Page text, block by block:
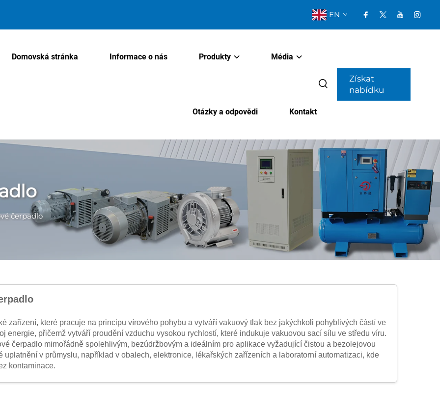
EN
Domovská stránka Informace o nás Produkty Média
Otázky a odpovědi Kontakt
Získat
nabídku
čerpadlo
zařízení, které pracuje na principu vírového pohybu a vytváří vakuový tlak bez jakýchkoli pohyblivých částí ve
energie, přičemž vytváří proudění vzduchu vysokou rychlostí, které indukuje vakuovou sací sílu ve středu víru.
čerpadlo mimořádně spolehlivým, bezúdržbovým a ideálním pro aplikace vyžadující čistou a bezolejovou
uplatnění v průmyslu, například v obalech, elektronice, lékařských zařízeních a laboratorní automatizaci, kde
kontaminace.